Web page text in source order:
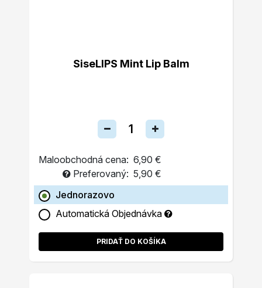
SiseLIPS Mint Lip Balm
Maloobchodná cena: 6,90 €
Preferovaný: 5,90 €
Jednorazovo
Automatická Objednávka
PRIDAŤ DO KOŠÍKA